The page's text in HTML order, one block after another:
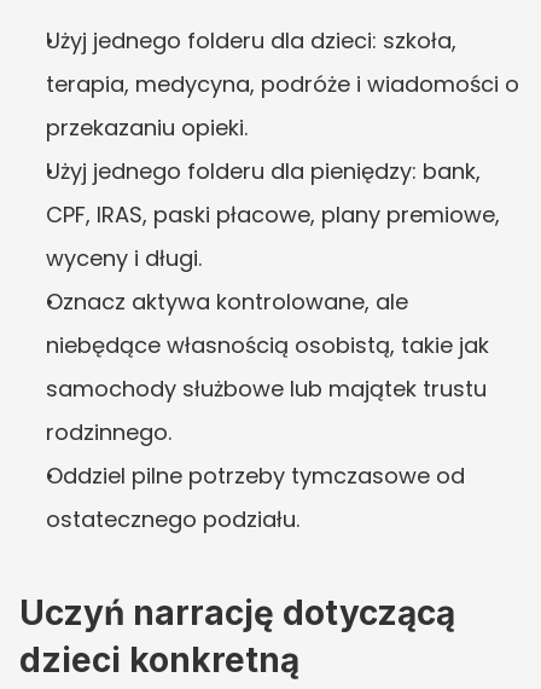
Użyj jednego folderu dla dzieci: szkoła,
terapia, medycyna, podróże i wiadomości o
przekazaniu opieki.
Użyj jednego folderu dla pieniędzy: bank,
CPF, IRAS, paski płacowe, plany premiowe,
wyceny i długi.
Oznacz aktywa kontrolowane, ale
niebędące własnością osobistą, takie jak
samochody służbowe lub majątek trustu
rodzinnego.
Oddziel pilne potrzeby tymczasowe od
ostatecznego podziału.
Uczyń narrację dotyczącą
dzieci konkretną